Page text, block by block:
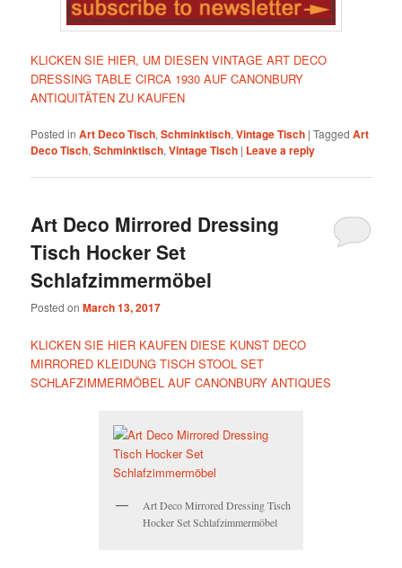
KLICKEN SIE HIER, UM DIESEN VINTAGE ART DECO
DRESSING TABLE CIRCA 1930 AUF CANONBURY
ANTIQUITÄTEN ZU KAUFEN
Posted in Art Deco Tisch,Schminktisch,Vintage Tisch |Tagged Art
Deco Tisch,Schminktisch,Vintage Tisch | Leave a reply
Art Deco Mirrored Dressing
Tisch Hocker Set
Schlafzimmermöbel
Posted onMarch 13, 2017
KLICKEN SIE HIER KAUFEN DIESE KUNST DECO
MIRRORED KLEIDUNG TISCH STOOL SET
SCHLAFZIMMERMÖBEL AUF CANONBURY ANTIQUES
Art Deco Mirrored Dressing Tisch
Hocker Set Schlafzimmermöbel